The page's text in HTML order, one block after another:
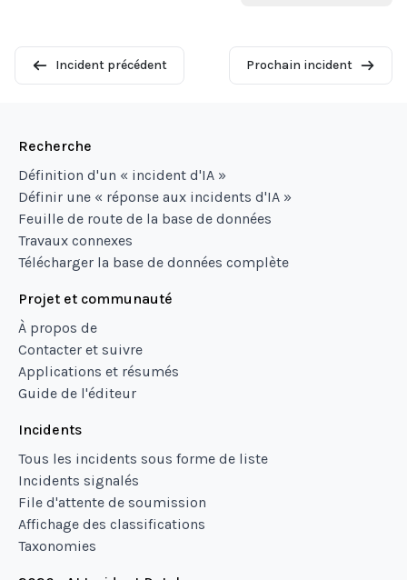
Incident précédent Prochain incident
Recherche
Définition d'un « incident d'IA »
Définir une « réponse aux incidents d'IA »
Feuille de route de la base de données
Travaux connexes
Télécharger la base de données complète
Projet et communauté
À propos de
Contacter et suivre
Applications et résumés
Guide de l'éditeur
Incidents
Tous les incidents sous forme de liste
Incidents signalés
File d'attente de soumission
Affichage des classifications
Taxonomies